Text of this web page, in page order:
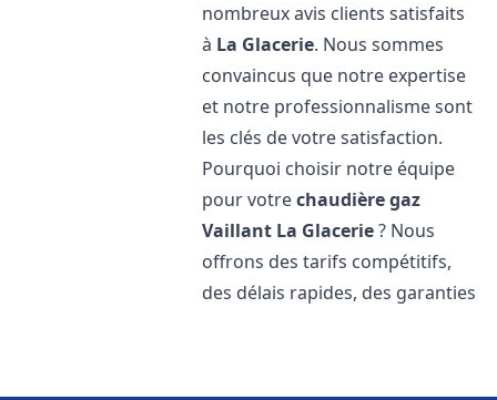
nombreux avis clients satisfaits
à La Glacerie. Nous sommes
convaincus que notre expertise
et notre professionnalisme sont
les clés de votre satisfaction.
Pourquoi choisir notre équipe
pour votrechaudière gaz
Vaillant La Glacerie? Nous
offrons des tarifs compétitifs,
des délais rapides, des garanties